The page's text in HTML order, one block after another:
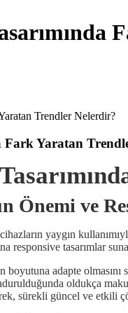
Fark Yaratan
Önemi ve
yaygın
responsive tasarımlar
boyutuna adapte
oldukça
sürekli güncel ve etkili